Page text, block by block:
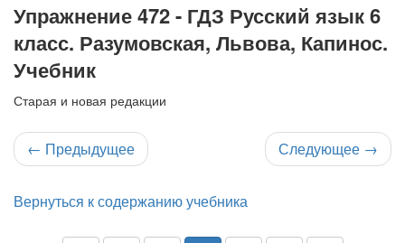
Упражнение 472 - ГДЗ Русский язык 6
класс. Разумовская, Львова, Капинос.
Учебник
Старая и новая редакции
← Предыдущее Следующее →
Вернуться к содержанию учебника